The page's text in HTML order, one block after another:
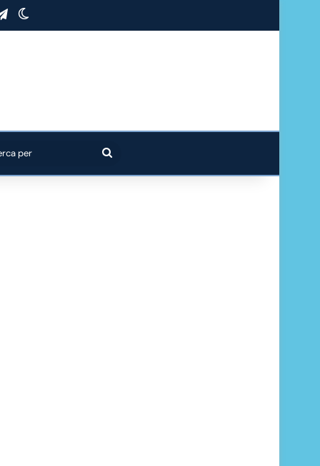
Telegram
Cerca
per